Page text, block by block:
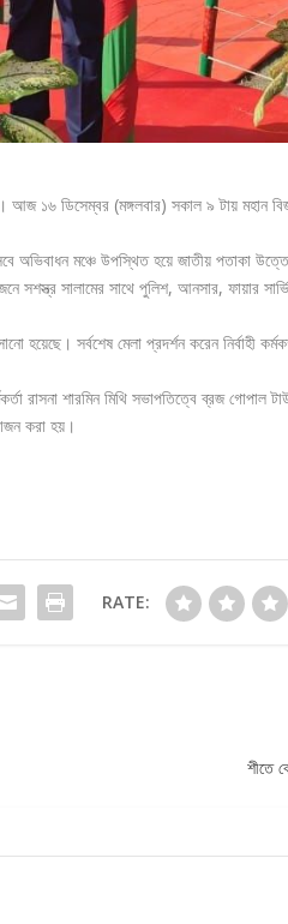
আজ ১৬ ডিসেম্বর (মঙ্গলবার) সকাল ৯ টায় মহান
অভিবাধন মঞ্চে উপস্থিত হয়ে জাতীয় পতাকা
সালামের সাথে পুলিশ, আনসার, ফায়ার
সর্বশেষ মেলা প্রদর্শন করেন নির্বাহী
রাসনা শারমিন মিথি সভাপতিত্বে ব্রজ গোপাল
করা হয়।
RATE:
শীতে